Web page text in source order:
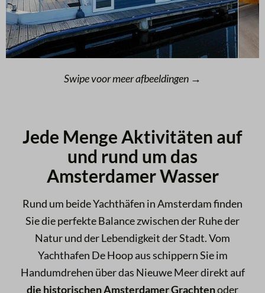
Swipe voor meer afbeeldingen →
Jede Menge Aktivitäten auf
und rund um das
Amsterdamer Wasser
Rund um beide Yachthäfen in Amsterdam finden
Sie die perfekte Balance zwischen der Ruhe der
Natur und der Lebendigkeit der Stadt. Vom
Yachthafen De Hoop aus schippern Sie im
Handumdrehen über das Nieuwe Meer direkt auf
die historischen Amsterdamer Grachtenoder